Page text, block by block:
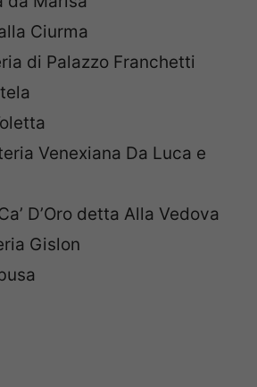
Ciurma
di Palazzo Franchetti
Venexiana Da Luca e
D’Oro detta Alla Vedova
Gislon